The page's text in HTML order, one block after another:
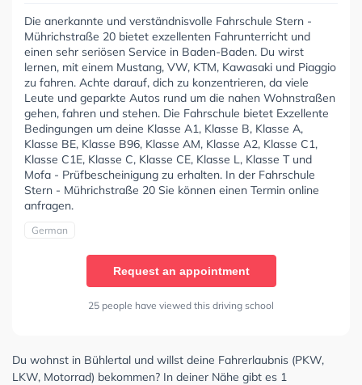
Die anerkannte und verständnisvolle Fahrschule Stern -
Mührichstraße 20 bietet exzellenten Fahrunterricht und
einen sehr seriösen Service in Baden-Baden. Du wirst
lernen, mit einem Mustang, VW, KTM, Kawasaki und Piaggio
zu fahren. Achte darauf, dich zu konzentrieren, da viele
Leute und geparkte Autos rund um die nahen Wohnstraßen
gehen, fahren und stehen. Die Fahrschule bietet Exzellente
Bedingungen um deine Klasse A1, Klasse B, Klasse A,
Klasse BE, Klasse B96, Klasse AM, Klasse A2, Klasse C1,
Klasse C1E, Klasse C, Klasse CE, Klasse L, Klasse T und
Mofa - Prüfbescheinigung zu erhalten. In der Fahrschule
Stern - Mührichstraße 20 Sie können einen Termin online
anfragen.
German
Request an appointment
25 people have viewed this driving school
Du wohnst in Bühlertal und willst deine Fahrerlaubnis (PKW,
LKW, Motorrad) bekommen? In deiner Nähe gibt es 1